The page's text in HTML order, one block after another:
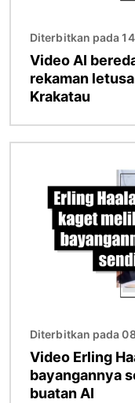
Diterbitkan pada
Video AI
rekaman
Krakatau
Diterbitkan pada
Video Erling
bayangannya
buatan AI